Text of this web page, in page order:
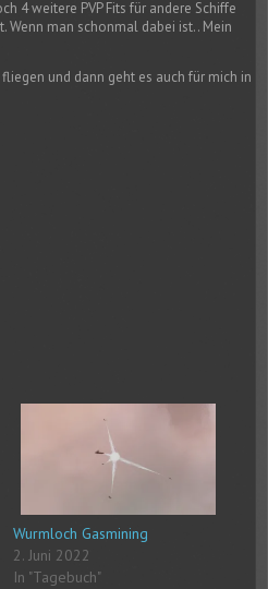
4 weitere PVP Fits für andere Schiffe
Wenn man schonmal dabei ist.. Mein
und dann geht es auch für mich in
Wurmloch Gasmining
2. Juni 2022
In "Tagebuch"